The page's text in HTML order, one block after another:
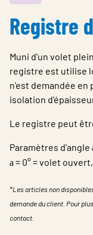
À propos de Lindab
Contact
Downloads
Choisir la langue
Switzerland -
Registre
Muni d'un volet
registre est utilise
n'est demandée
isolation
Le registre peut
Paramètres d'angle
a = 0° = volet ouvert,
*Les articles non
demande du client. Pour
contact.